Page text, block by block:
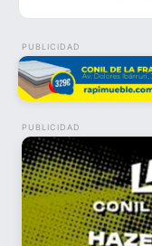
PUBLICIDAD
PUBLICIDAD